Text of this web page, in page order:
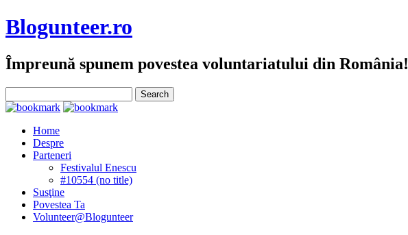
Blogunteer.ro
Împreună spunem povestea voluntariatului din România!
Home
Despre
Parteneri
Festivalul Enescu
#10554 (no title)
Susţine
Povestea Ta
Volunteer@Blogunteer